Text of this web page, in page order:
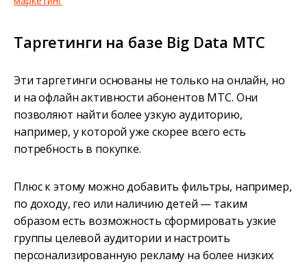
Таргетинги на базе Big Data МТС
Эти таргетинги основаны не только на онлайн, но
и на офлайн активности абонентов МТС. Они
позволяют найти более узкую аудиторию,
например, у которой уже скорее всего есть
потребность в покупке.
Плюс к этому можно добавить фильтры, например,
по доходу, гео или наличию детей — таким
образом есть возможность сформировать узкие
группы целевой аудитории и настроить
персонализированную рекламу на более низких